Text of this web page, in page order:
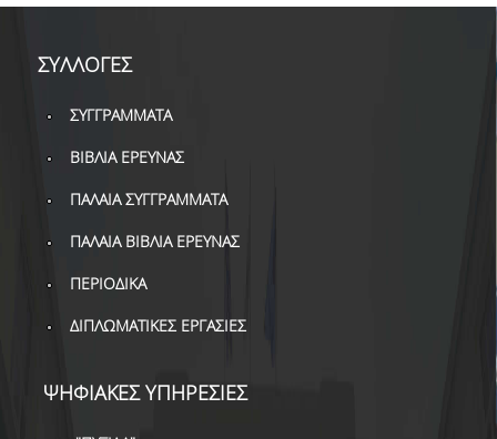
ΔΑΝΕΙΣΜΟΣ
ΣΥΛΛΟΓΕΣ
ΣΥΓΓΡΑΜΜΑΤΑ
ΒΙΒΛΙΑ ΕΡΕΥΝΑΣ
ΠΑΛΑΙΑ ΣΥΓΓΡΑΜΜΑΤΑ
ΠΑΛΑΙΑ ΒΙΒΛΙΑ ΕΡΕΥΝΑΣ
ΠΕΡΙΟΔΙΚΑ
ΔΙΠΛΩΜΑΤΙΚΕΣ ΕΡΓΑΣΙΕΣ
ΨΗΦΙΑΚΕΣ ΥΠΗΡΕΣΙΕΣ